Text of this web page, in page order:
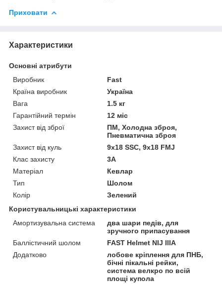
Приховати
Характеристики
Основні атрибути
Виробник
Fast
Країна виробник
Україна
Вага
1.5 кг
Гарантійний термін
12 міс
Захист від зброї
ПМ, Холодна зброя,
Пневматична зброя
Захист від куль
9х18 SSC, 9х18 FMJ
Клас захисту
3А
Матеріал
Кевлар
Тип
Шолом
Колір
Зелений
Користувальницькі характеристики
Амортизувальна система
два шари педів, для
зручного припасування
Баллістичний шолом
FAST Helmet NIJ IIIA
Додатково
лобове кріплення для ПНБ,
бічні пікальні рейки,
система велкро по всій
площі купола